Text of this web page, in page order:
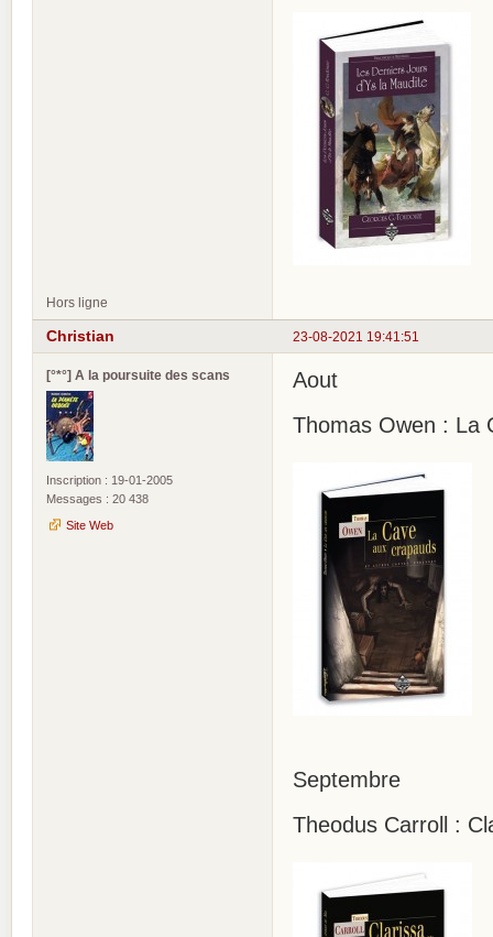
Hors ligne
23-08-2021 19:41:51
Christian
[°*°] A la poursuite des scans
Inscription : 19-01-2005
Messages : 20 438
Site Web
Aout
Thomas Owen : La
Septembre
Theodus Carroll :